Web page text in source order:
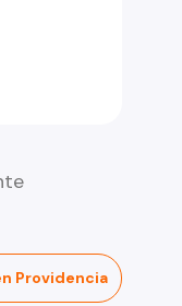
Providencia